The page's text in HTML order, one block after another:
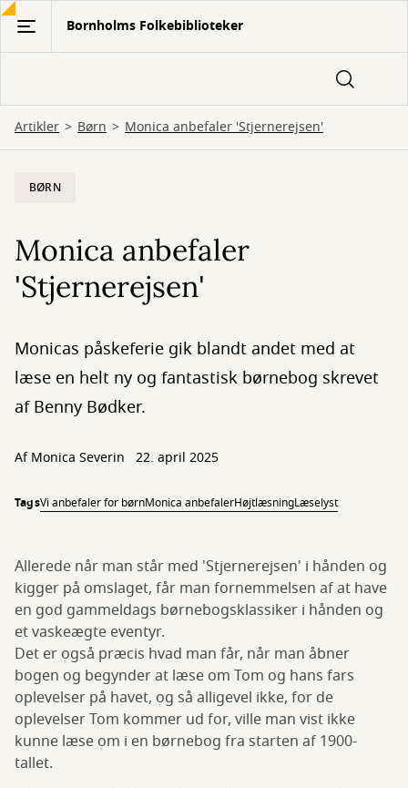
Gå
hovedindhold
Bornholms Folkebiblioteker
Artikler Børn Monica anbefaler 'Stjernerejsen'
BØRN
Monica anbefaler
'Stjernerejsen'
Monicas påskeferie gik blandt andet med at
læse en helt ny og fantastisk børnebog skrevet
af Benny Bødker.
AfMonica Severin 22. april 2025
TagsVi anbefaler for børnMonica anbefalerHøjtlæsningLæselyst
Allerede når man står med 'Stjernerejsen' i hånden og
kigger på omslaget, får man fornemmelsen af at have
en god gammeldags børnebogsklassiker i hånden og
et vaskeægte eventyr.
Det er også præcis hvad man får, når man åbner
bogen og begynder at læse om Tom og hans fars
oplevelser på havet, og så alligevel ikke, for de
oplevelser Tom kommer ud for, ville man vist ikke
kunne læse om i en børnebog fra starten af 1900-
tallet.